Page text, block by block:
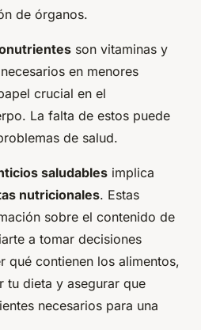
de órganos.
son vitaminas y
en menores
crucial en el
La falta de estos puede
de salud.
saludables implica
nutricionales. Estas
sobre el contenido de
a tomar decisiones
qué contienen los alimentos,
tu dieta y asegurar que
necesarios para una